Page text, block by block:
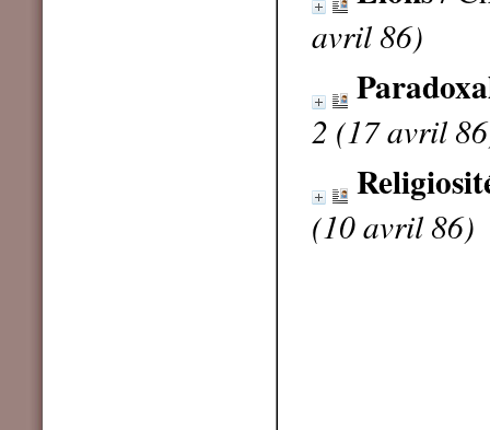
avril 86)
2 (17 avril
(10 avril 86)